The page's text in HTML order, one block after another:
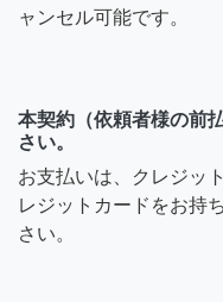
ャンセル可能です。
本契約（依頼者様の前
さい。
お支払いは、クレジッ
レジットカードをお持
さい。